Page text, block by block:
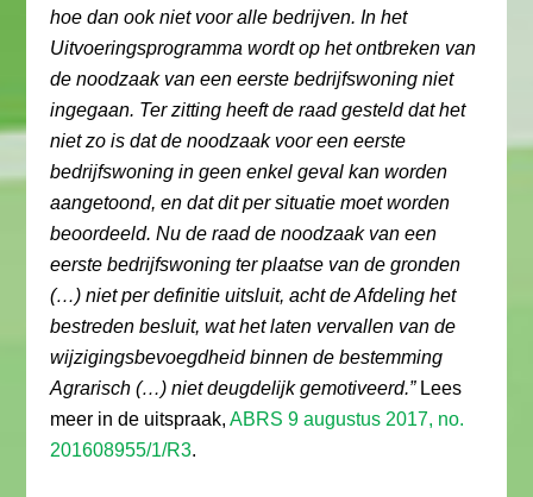
hoe dan ook niet voor alle bedrijven. In het
Uitvoeringsprogramma wordt op het ontbreken van
de noodzaak van een eerste bedrijfswoning niet
ingegaan. Ter zitting heeft de raad gesteld dat het
niet zo is dat de noodzaak voor een eerste
bedrijfswoning in geen enkel geval kan worden
aangetoond, en dat dit per situatie moet worden
beoordeeld. Nu de raad de noodzaak van een
eerste bedrijfswoning ter plaatse van de gronden
(…) niet per definitie uitsluit, acht de Afdeling het
bestreden besluit, wat het laten vervallen van de
wijzigingsbevoegdheid binnen de bestemming
Agrarisch (…) niet deugdelijk gemotiveerd.” Lees
meer in de uitspraak,ABRS 9 augustus 2017, no.
201608955/1/R3.